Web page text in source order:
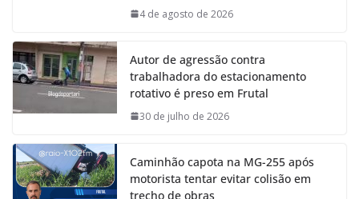
4 de agosto de 2026
Autor de agressão contra
trabalhadora do estacionamento
rotativo é preso em Frutal
30 de julho de 2026
Caminhão capota na MG-255 após
motorista tentar evitar colisão em
trecho de obras